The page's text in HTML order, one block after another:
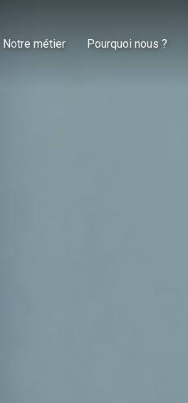
Notre métier Pourquoi nous ?